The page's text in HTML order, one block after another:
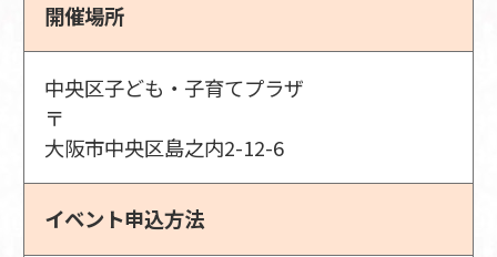
開催場所
中央区子ども・子育てプラザ
〒
大阪市中央区島之内2-12-6
イベント申込方法